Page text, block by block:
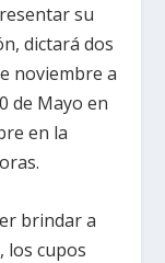
su
dictará dos
noviembre a
de Mayo en
en la
brindar a
los cupos